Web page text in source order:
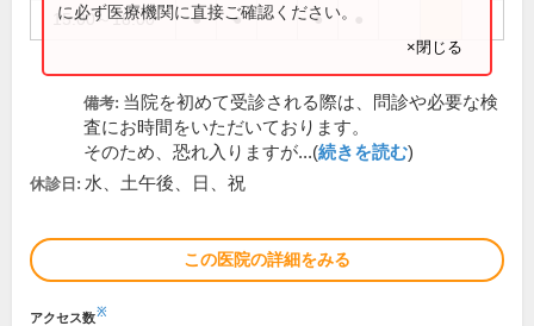
15:00～18:00 ● ● ●
に必ず医療機関に直接ご確認ください。
×閉じる
備考: 当院を初めて受診される際は、問診や必要な検
査にお時間をいただいております。
そのため、恐れ入りますが...(続きを読む)
休診日: 水、土午後、日、祝
この医院の詳細をみる
アクセス数※